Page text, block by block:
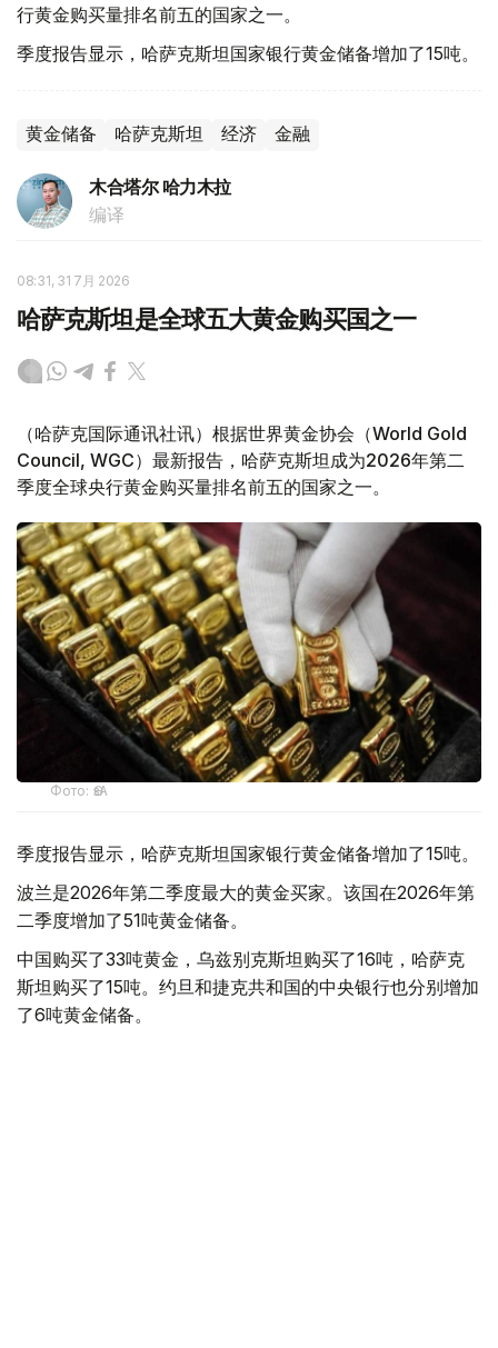
行黄金购买量排名前五的国家之一。
季度报告显示，哈萨克斯坦国家银行黄金储备增加了15吨。
黄金储备 哈萨克斯坦 经济 金融
木合塔尔 哈力木拉
编译
08:31, 31 7月 2026
哈萨克斯坦是全球五大黄金购买国之一
（哈萨克国际通讯社讯）根据世界黄金协会（World Gold
Council, WGC）最新报告，哈萨克斯坦成为2026年第二
季度全球央行黄金购买量排名前五的国家之一。
Фото: ӨзА
季度报告显示，哈萨克斯坦国家银行黄金储备增加了15吨。
波兰是2026年第二季度最大的黄金买家。该国在2026年第
二季度增加了51吨黄金储备。
中国购买了33吨黄金，乌兹别克斯坦购买了16吨，哈萨克
斯坦购买了15吨。约旦和捷克共和国的中央银行也分别增加
了6吨黄金储备。